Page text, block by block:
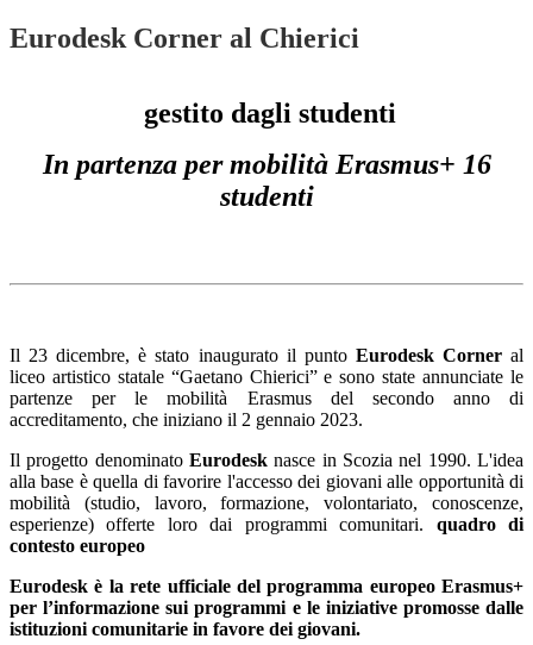
Eurodesk Corner al Chierici
gestito dagli studenti
In partenza per mobilità Erasmus+ 16
studenti
Il 23 dicembre, è stato inaugurato il punto Eurodesk Corneral
liceo artistico statale “Gaetano Chierici” e sono state annunciate le
partenze per le mobilità Erasmus del secondo anno di
accreditamento, che iniziano il 2 gennaio 2023.
Il progetto denominato Eurodesk nasce in Scozia nel 1990. L'idea
alla base è quella di favorire l'accesso dei giovani alle opportunità di
mobilità (studio, lavoro, formazione, volontariato, conoscenze,
esperienze) offerte loro dai programmi comunitari. quadro di
contesto europeo
Eurodesk è la rete ufficiale del programma europeo Erasmus+
per l’informazione sui programmi e le iniziative promosse dalle
istituzioni comunitarie in favore dei giovani.